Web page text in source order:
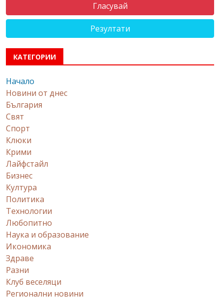
Резултати
КАТЕГОРИИ
Начало
Новини от днес
България
Свят
Спорт
Клюки
Крими
Лайфстайл
Бизнес
Култура
Политика
Технологии
Любопитно
Наука и образование
Икономика
Здраве
Разни
Клуб веселяци
Регионални новини